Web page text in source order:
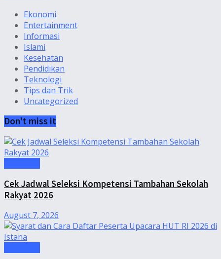
Ekonomi
Entertainment
Informasi
Islami
Kesehatan
Pendidikan
Teknologi
Tips dan Trik
Uncategorized
Don't miss it
Cek Jadwal Seleksi Kompetensi Tambahan Sekolah
Rakyat 2026
August 7, 2026